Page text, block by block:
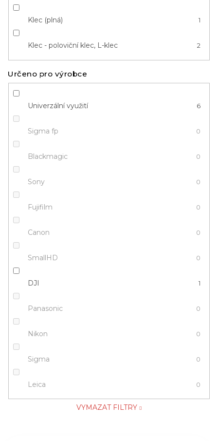
Klec (plná) 1
Klec - poloviční klec, L-klec 2
Určeno pro výrobce
Univerzální využití 6
Sigma fp 0
Blackmagic 0
Sony 0
Fujifilm 0
Canon 0
SmallHD 0
DJI 1
Panasonic 0
Nikon 0
Sigma 0
Leica 0
VYMAZAT FILTRY